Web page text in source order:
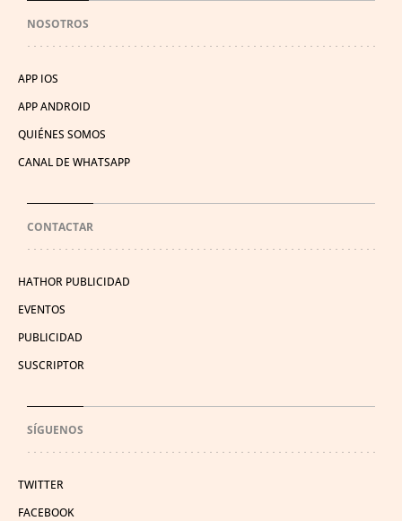
NOSOTROS
APP IOS
APP ANDROID
QUIÉNES SOMOS
CANAL DE WHATSAPP
CONTACTAR
HATHOR PUBLICIDAD
EVENTOS
PUBLICIDAD
SUSCRIPTOR
SÍGUENOS
TWITTER
FACEBOOK